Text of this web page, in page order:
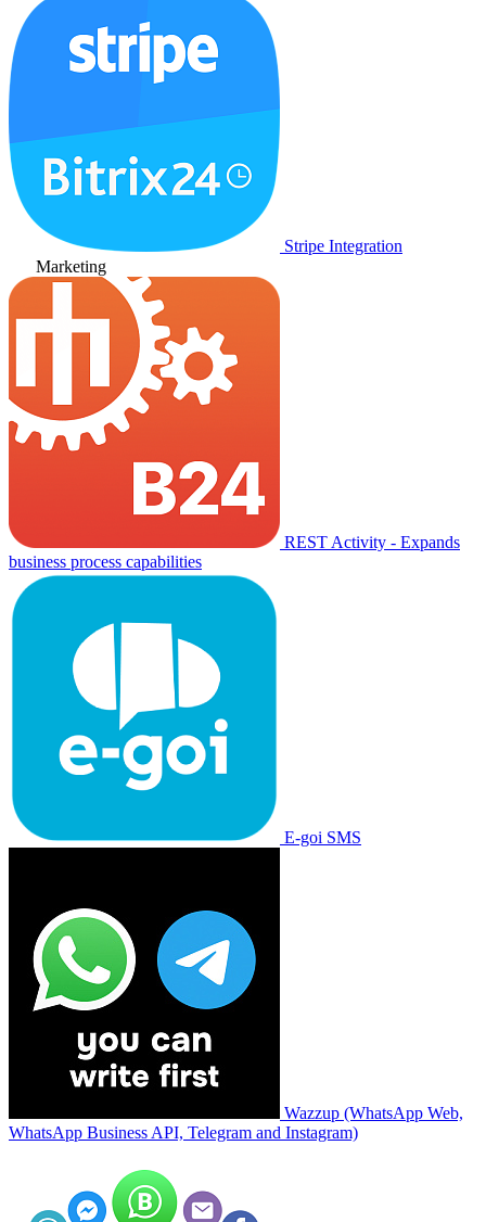
Stripe Integration
Marketing
REST Activity - Expands
business process capabilities
E-goi SMS
Wazzup (WhatsApp Web,
WhatsApp Business API, Telegram and Instagram)